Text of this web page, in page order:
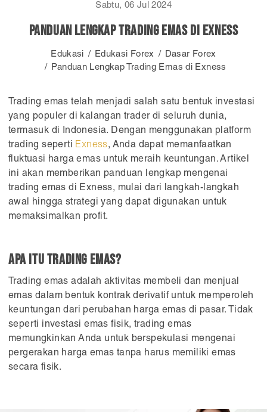
Sabtu, 06 Jul 2024
Panduan Lengkap Trading Emas di Exness
Edukasi Edukasi Forex
Dasar Forex
Panduan Lengkap Trading Emas di Exness
Trading emas telah menjadi salah satu bentuk investasi
yang populer di kalangan trader di seluruh dunia,
termasuk di Indonesia. Dengan menggunakan platform
trading seperti Exness, Anda dapat memanfaatkan
fluktuasi harga emas untuk meraih keuntungan. Artikel
ini akan memberikan panduan lengkap mengenai
trading emas di Exness, mulai dari langkah-langkah
awal hingga strategi yang dapat digunakan untuk
memaksimalkan profit.
Apa Itu Trading Emas?
Trading emas adalah aktivitas membeli dan menjual
emas dalam bentuk kontrak derivatif untuk memperoleh
keuntungan dari perubahan harga emas di pasar. Tidak
seperti investasi emas fisik, trading emas
memungkinkan Anda untuk berspekulasi mengenai
pergerakan harga emas tanpa harus memiliki emas
secara fisik.